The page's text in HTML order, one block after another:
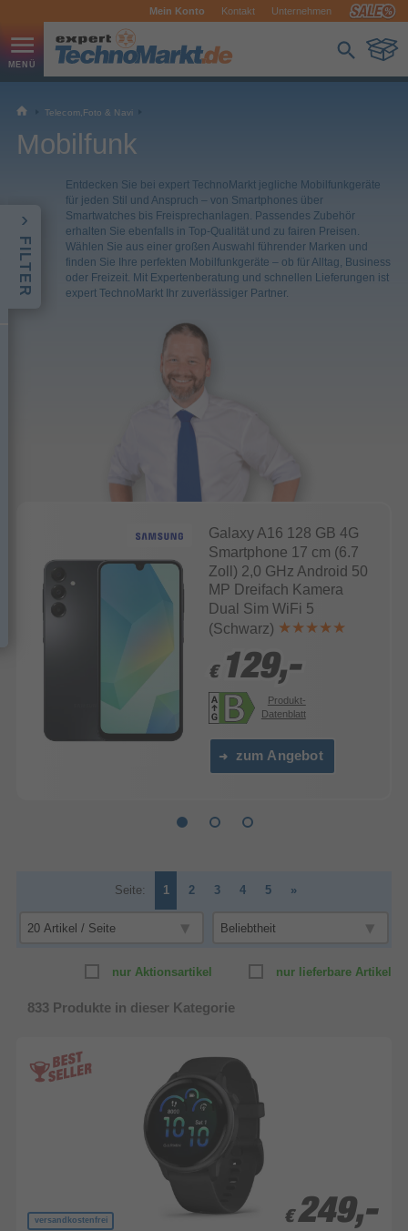
Mein Konto Kontakt Unternehmen
FILTER
Telecom,Foto & Navi
Mobilfunk
Entdecken Sie bei expert TechnoMarkt jegliche Mobilfunkgeräte
für jeden Stil und Anspruch – von Smartphones über
Smartwatches bis Freisprechanlagen. Passendes Zubehör
erhalten Sie ebenfalls in Top-Qualität und zu fairen Preisen.
Wählen Sie aus einer großen Auswahl führender Marken und
finden Sie Ihre perfekten Mobilfunkgeräte – ob für Alltag, Business
oder Freizeit. Mit Expertenberatung und schnellen Lieferungen ist
expert TechnoMarkt Ihr zuverlässiger Partner.
Galaxy A16 128 GB 4G
Smartphone 17 cm (6.7
Zoll) 2,0 GHz Android 50
MP Dreifach Kamera
Dual Sim WiFi 5
(Schwarz)
€ 129,-
€ 129,-
Produkt-
Datenblatt
zum Angebot
Seite: 1 2 3 4 5 »
nur lieferbare Artikel
nur Aktionsartikel
833 Produkte in dieser Kategorie
versandkostenfrei € 249,-
€ 249,-